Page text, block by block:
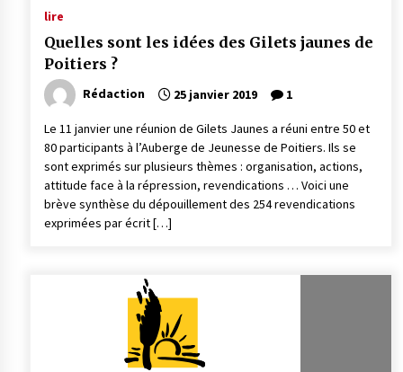
lire
Quelles sont les idées des Gilets jaunes de
Poitiers ?
Rédaction 25 janvier 2019 1
Le 11 janvier une réunion de Gilets Jaunes a réuni entre 50 et
80 participants à l’Auberge de Jeunesse de Poitiers. Ils se
sont exprimés sur plusieurs thèmes : organisation, actions,
attitude face à la répression, revendications … Voici une
brève synthèse du dépouillement des 254 revendications
exprimées par écrit […]